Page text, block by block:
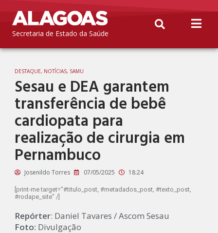
Secretaria de Estado da Saúde
DESTAQUE, NOTÍCIAS, SAMU
Sesau e DEA garantem
transferência de bebê
cardiopata para
realização de cirurgia em
Pernambuco
Josenildo Torres 07/05/2025 18:24
[print-me target=”#titulo_post, #metadados_post, #texto_post,
#rodape_site” /]
Repórter: Daniel Tavares / Ascom Sesau
Foto: Divulgação